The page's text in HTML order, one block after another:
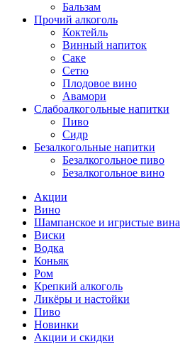
Бальзам
Прочий алкоголь
Коктейль
Винный напиток
Саке
Сетю
Плодовое вино
Авамори
Слабоалкогольные напитки
Пиво
Сидр
Безалкогольные напитки
Безалкогольное пиво
Безалкогольное вино
Акции
Вино
Шампанское и игристые вина
Виски
Водка
Коньяк
Ром
Крепкий алкоголь
Ликёры и настойки
Пиво
Новинки
Акции и скидки